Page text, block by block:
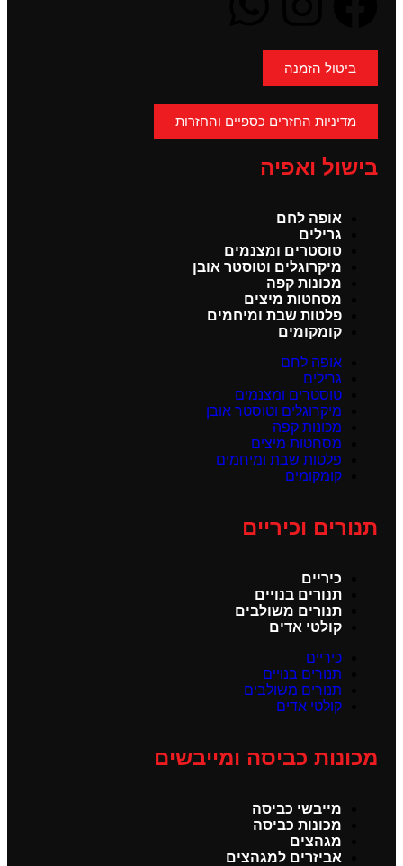
ביטול הזמנה
מדיניות החזרים כספיים והחזרות
בישול ואפיה
אופה לחם
גרילים
טוסטרים ומצנמים
מיקרוגלים וטוסטר אובן
מכונות קפה
מסחטות מיצים
פלטות שבת ומיחמים
קומקומים
אופה לחם
גרילים
טוסטרים ומצנמים
מיקרוגלים וטוסטר אובן
מכונות קפה
מסחטות מיצים
פלטות שבת ומיחמים
קומקומים
תנורים וכיריים
כיריים
תנורים בנויים
תנורים משולבים
קולטי אדים
כיריים
תנורים בנויים
תנורים משולבים
קולטי אדים
מכונות כביסה ומייבשים
מייבשי כביסה
מכונות כביסה
מגהצים
אביזרים למגהצים